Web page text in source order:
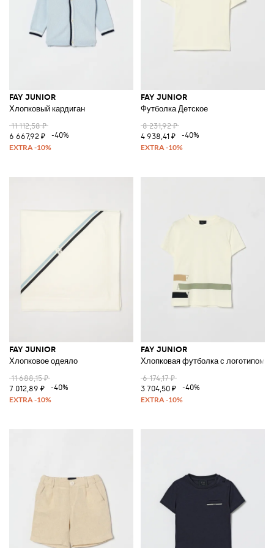
FAY JUNIOR
Хлопковый кардиган
11 112,58 ₽
6 667,92 ₽
-40%
FAY JUNIOR
Футболка Детское
8 231,92 ₽
4 938,41 ₽
-40%
FAY JUNIOR
Хлопковое одеяло
11 688,15 ₽
7 012,89 ₽
-40%
FAY JUNIOR
Хлопковая футболка с логотипом
6 174,17 ₽
3 704,50 ₽
-40%